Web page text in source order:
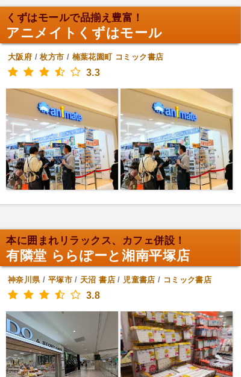
くずはモールで品揃え豊富！
アニメイトくずはモール
大阪府 /枚方市 / 楠葉花園町 コミック書店
3.3
本に囲まれリラックス、カフェ併設！
有隣堂 ららぽーと湘南平塚店
神奈川県/ 平塚市/ 天沼 書店 / 児童書店 / コミック書店
3.8